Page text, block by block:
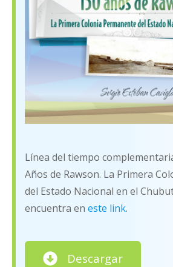
Línea del tiempo
Años de Rawson. La Primera
del Estado Nacional en el
encuentra en este link.
Descargar